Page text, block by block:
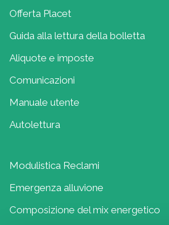
Offerta Placet
Guida alla lettura della bolletta
Aliquote e imposte
Comunicazioni
Manuale utente
Autolettura
Modulistica Reclami
Emergenza alluvione
Composizione del mix energetico